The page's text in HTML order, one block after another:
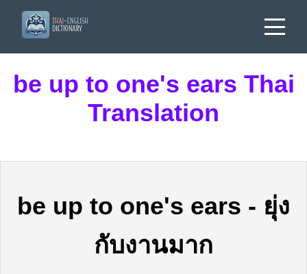
be up to one's ears Thai
Translation
be up to one's ears - ยุ่ง
กับงานมาก